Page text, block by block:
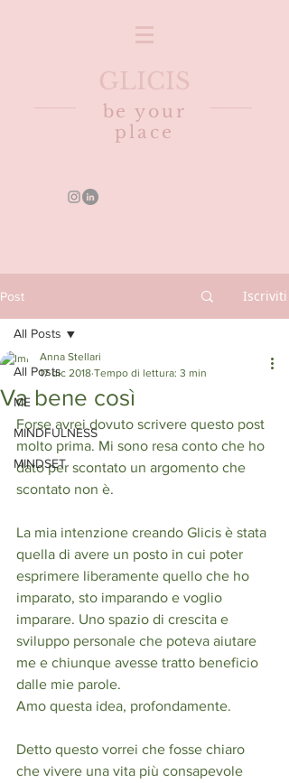
be your
place
GLICIS
Post Iscriviti
All Posts
ME
MINDFULNESS
MINDSET
All Posts
Va bene così
Anna Stellari
17 dic 2018 Tempo di lettura: 3 min
Forse avrei dovuto scrivere questo post
molto prima. Mi sono resa conto che ho
dato per scontato un argomento che
scontato non è.
La mia intenzione creando Glicis è stata
quella di avere un posto in cui poter
esprimere liberamente quello che ho
imparato, sto imparando e voglio
imparare. Uno spazio di crescita e
sviluppo personale che poteva aiutare
me e chiunque avesse tratto beneficio
dalle mie parole.
Amo questa idea, profondamente.
Detto questo vorrei che fosse chiaro
che vivere una vita più consapevole